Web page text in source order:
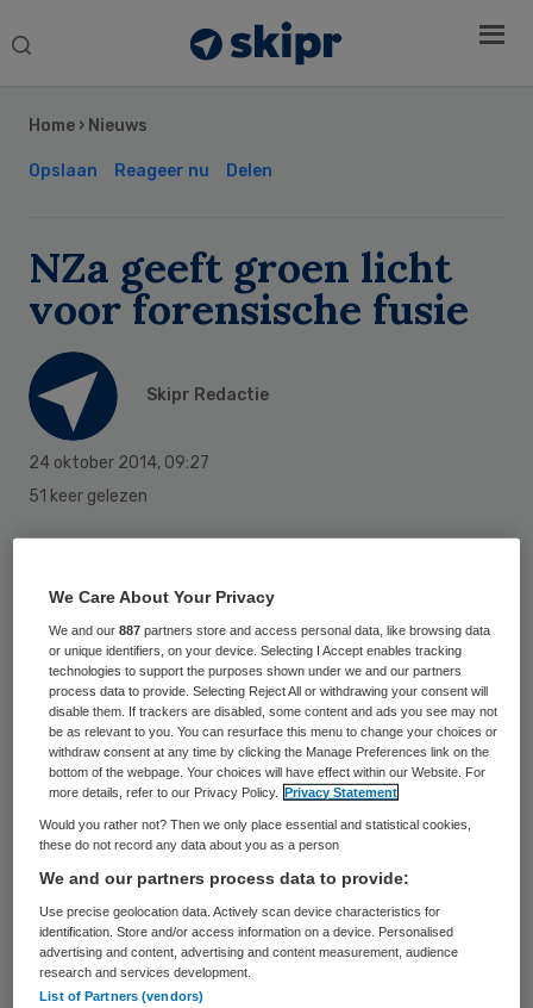
Search
Home › Nieuws
Opslaan Reageer nu Delen
NZa geeft groen licht
voor forensische fusie
Skipr Redactie
24 oktober 2014, 09:27
51 keer gelezen
bestuurlijke fusie van De Kijvelanden,
Aventurijn en Palier. Ze gaan samen onder
de naam Forensisch Psychiatrische
Combinatie Randstad.
Dit hebben dedrie partijen op 23 oktober
bekend gemaakt. De komende twee jaar
wordt de nieuwe organisatie vormgegeven.
Al eerder heeft deACM het fusiebesluit
goedgekeurd.
Aandeelhouders
Sidebar
We Care About Your Privacy
We and our887 partners store and access personal data, like browsing data
or unique identifiers, on your device. Selecting I Accept enables tracking
technologies to support the purposes shown under we and our partners
process data to provide. Selecting Reject All or withdrawing your consent will
disable them. If trackers are disabled, some content and ads you see may not
be as relevant to you. You can resurface this menu to change your choices or
withdraw consent at any time by clicking the Manage Preferences link on the
bottom of the webpage. Your choices will have effect within our Website. For
more details, refer to our Privacy Policy.
Privacy Statement
Would you rather not? Then we only place essential and statistical cookies,
these do not record any data about you as a person
We and our partners process data to provide:
Use precise geolocation data. Actively scan device characteristics for
identification. Store and/or access information on a device. Personalised
advertising and content, advertising and content measurement, audience
research and services development.
List of Partners (vendors)